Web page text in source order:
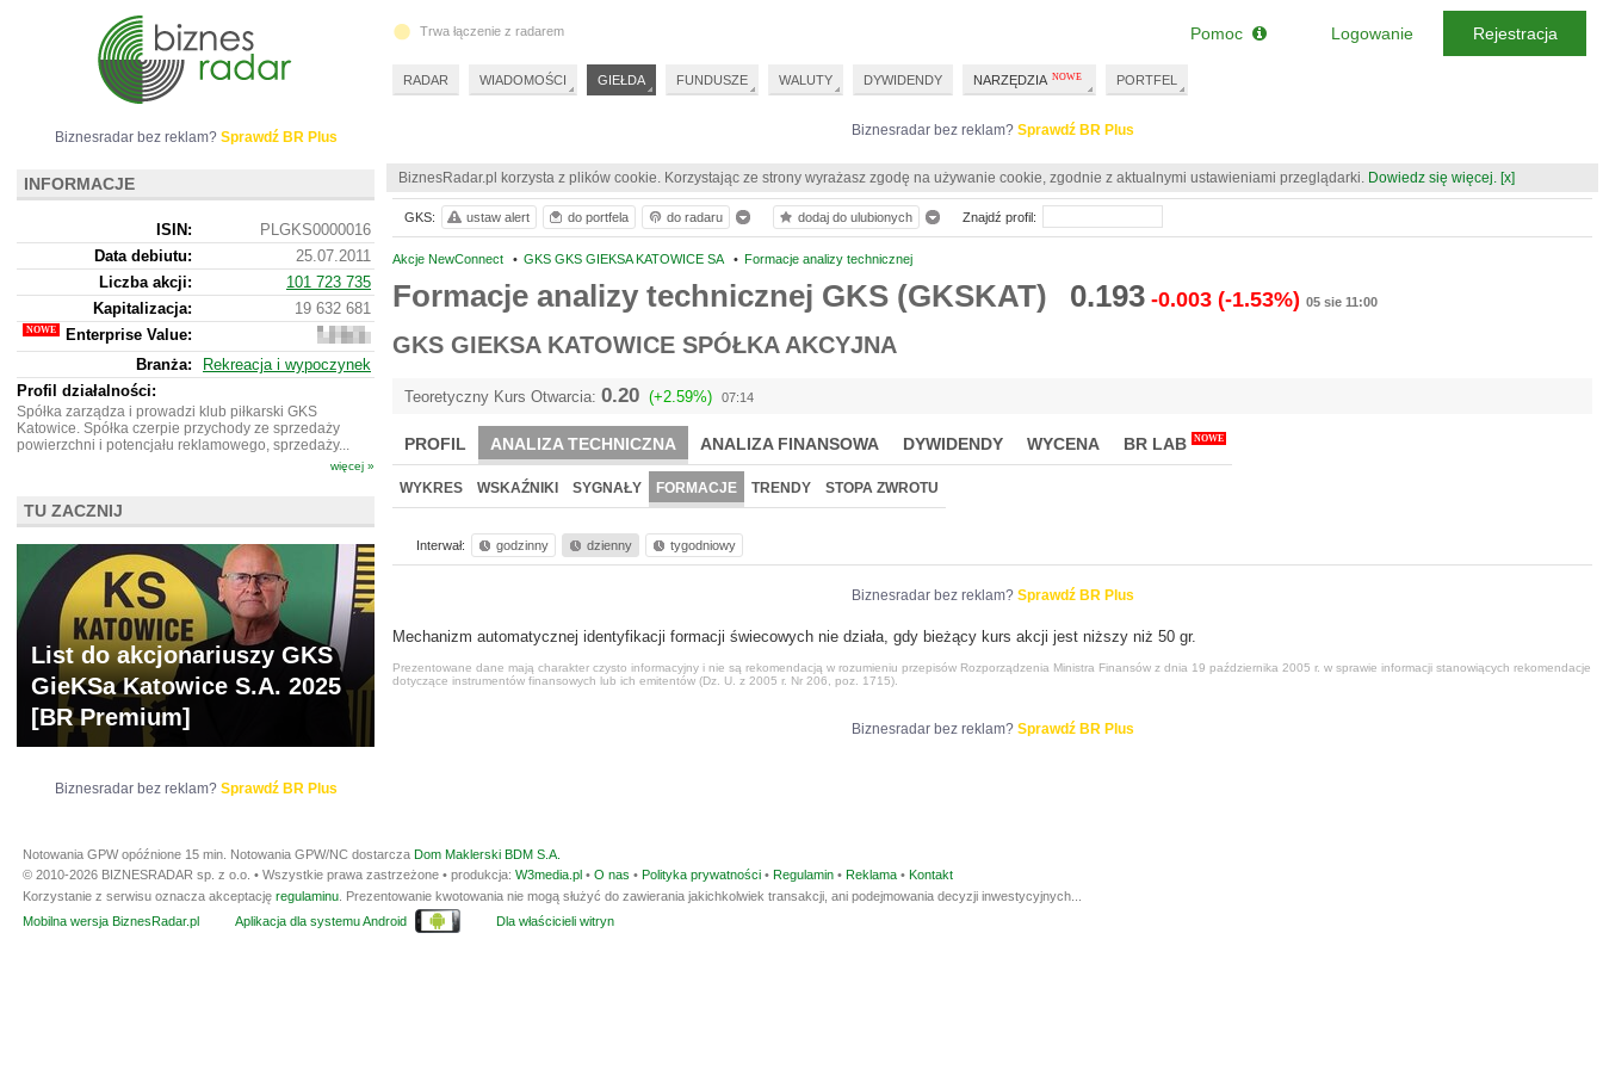
Biznesradar bez reklam? Sprawdź BR Plus
BiznesRadar.pl korzysta z plików cookie. Korzystając ze strony wyrażasz zgodę na używanie cookie, zgodnie z aktualnymi ustawieniami przeglądarki. Dowiedz się więcej. [x]
Akcje NewConnect • GKS GKS GIEKSA KATOWICE SA • Formacje analizy technicznej
Formacje analizy technicznej GKS (GKSKAT) 0.193 -0.003 (-1.53%) 05 sie 11:00
GKS GIEKSA KATOWICE SPÓŁKA AKCYJNA
Teoretyczny Kurs Otwarcia: 0.20 (+2.59%) 07:14
PROFIL ANALIZA TECHNICZNA ANALIZA FINANSOWA DYWIDENDY WYCENA BR LAB NOWE
WYKRES WSKAŹNIKI SYGNAŁY FORMACJE TRENDY STOPA ZWROTU
Interwał: godzinny dzienny tygodniowy
Biznesradar bez reklam? Sprawdź BR Plus
Mechanizm automatycznej identyfikacji formacji świecowych nie działa, gdy bieżący kurs akcji jest niższy niż 50 gr.
Prezentowane dane mają charakter czysto informacyjny i nie są rekomendacją w rozumieniu przepisów Rozporządzenia Ministra Finansów z dnia 19 października 2005 r. w sprawie informacji stanowiących rekomendacje
dotyczące instrumentów finansowych lub ich emitentów (Dz. U. z 2005 r. Nr 206, poz. 1715).
Biznesradar bez reklam? Sprawdź BR Plus
GKS: ustaw alert do portfela do radaru dodaj do ulubionych Znajdź profil:
Biznesradar bez reklam? Sprawdź BR Plus
INFORMACJE
ISIN:
PLGKS0000016
Data debiutu:
25.07.2011
Liczba akcji:
101 723 735
Kapitalizacja:
19 632 681
Enterprise Value:
15
946
681
Branża:
Rekreacja i wypoczynek
Profil działalności:
Spółka zarządza i prowadzi klub piłkarski GKS
Katowice. Spółka czerpie przychody ze sprzedaży
powierzchni i potencjału reklamowego, sprzedaży...
więcej »
TU ZACZNIJ
List do akcjonariuszy GKS
GieKSa Katowice S.A. 2025
[BR Premium]
Biznesradar bez reklam? Sprawdź BR Plus
Trwa łączenie z radarem
RADAR WIADOMOŚCI GIEŁDA FUNDUSZE WALUTY DYWIDENDY NARZĘDZIA PORTFEL
Pomoc Logowanie Rejestracja
Notowania GPW opóźnione 15 min. Notowania GPW/NC dostarcza Dom Maklerski BDM S.A.
© 2010-2026 BIZNESRADAR sp. z o.o. • Wszystkie prawa zastrzeżone • produkcja: W3media.pl • O nas • Polityka prywatności • Regulamin • Reklama • Kontakt
Korzystanie z serwisu oznacza akceptację regulaminu . Prezentowanie kwotowania nie mogą służyć do zawierania jakichkolwiek transakcji, ani podejmowania decyzji inwestycyjnych...
Mobilna wersja BiznesRadar.pl
Aplikacja dla systemu Android Dla właścicieli witryn